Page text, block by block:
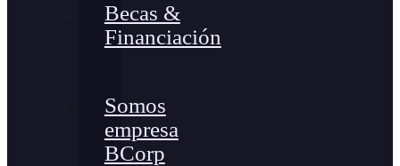
Becas &
Financiación
Somos
empresa
BCorp